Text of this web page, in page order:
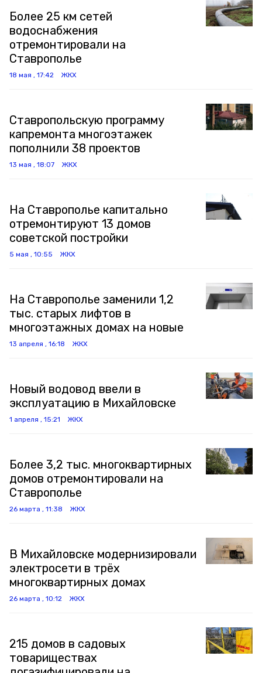
Более 25 км сетей
водоснабжения
отремонтировали на
Ставрополье
18 мая , 17:42 ЖКХ
Ставропольскую программу
капремонта многоэтажек
пополнили 38 проектов
13 мая , 18:07 ЖКХ
На Ставрополье капитально
отремонтируют 13 домов
советской постройки
5 мая , 10:55 ЖКХ
На Ставрополье заменили 1,2
тыс. старых лифтов в
многоэтажных домах на новые
13 апреля , 16:18 ЖКХ
Новый водовод ввели в
эксплуатацию в Михайловске
1 апреля , 15:21 ЖКХ
Более 3,2 тыс. многоквартирных
домов отремонтировали на
Ставрополье
26 марта , 11:38 ЖКХ
В Михайловске модернизировали
электросети в трёх
многоквартирных домах
26 марта , 10:12 ЖКХ
215 домов в садовых
товариществах